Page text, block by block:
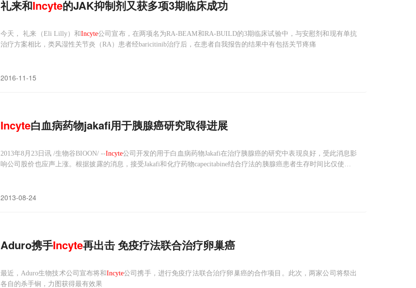
礼来和Incyte的JAK抑制剂又获多项3期临床成功
今天， 礼来（Eli Lilly）和Incyte公司宣布，在两项名为RA-BEAM和RA-BUILD的3期临床试验中，与安慰剂和现有单抗
治疗方案相比，类风湿性关节炎（RA）患者经baricitinib治疗后，在患者自我报告的结果中有包括关节疼痛
2016-11-15
Incyte白血病药物jakafi用于胰腺癌研究取得进展
2013年8月23日讯 /生物谷BIOON/ --Incyte公司开发的用于白血病药物Jakafi在治疗胰腺癌的研究中表现良好，受此消息影
响公司股价也应声上涨。根据披露的消息，接受Jakafi和化疗药物capecitabine结合疗法的胰腺癌患者生存时间比仅使用ca
2013-08-24
Aduro携手Incyte再出击 免疫疗法联合治疗卵巢癌
最近，Aduro生物技术公司宣布将和Incyte公司携手，进行免疫疗法联合治疗卵巢癌的合作项目。此次，两家公司将祭出
各自的杀手锏，力图获得最有效果